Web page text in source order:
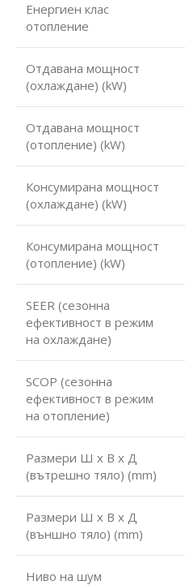
Енергиен клас
отопление
Отдавана мощност
(охлаждане) (kW)
Отдавана мощност
(отопление) (kW)
Консумирана мощност
(охлаждане) (kW)
Консумирана мощност
(отопление) (kW)
SEER (сезонна
ефективност в режим
на охлаждане)
SCOP (сезонна
ефективност в режим
на отопление)
Размери Ш х В х Д
(вътрешно тяло) (mm)
Размери Ш х В х Д
(външно тяло) (mm)
Ниво на шум